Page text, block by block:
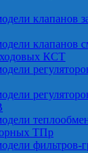
клапанов
клапанов
КСТ
ТПр
фильтров-